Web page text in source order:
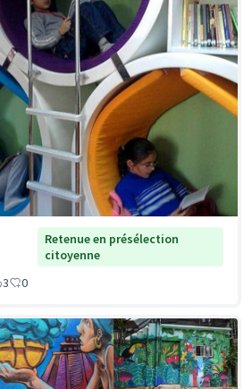
Retenue en présélection
citoyenne
3 0